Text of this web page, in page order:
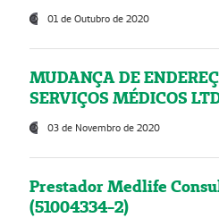
01 de Outubro de 2020
MUDANÇA DE
SERVIÇOS MÉDICOS
03 de Novembro de 2020
Prestador Medlife
(51004334-2)